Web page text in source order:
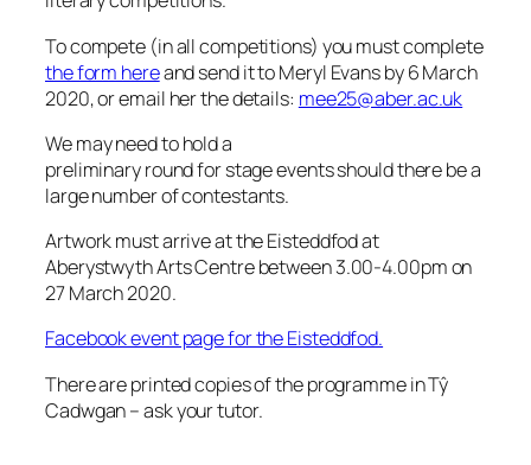
To compete (in all competitions) you must complete
the form hereand send it to Meryl Evans by 6 March
2020, or email her the details: mee25@aber.ac.uk
We may need to hold a
preliminary round for stage events should there be a
large number of contestants.
Artwork must arrive at the Eisteddfod at
Aberystwyth Arts Centre between 3.00-4.00pm on
27 March 2020.
Facebook event page for the Eisteddfod.
There are printed copies of the programme in Tŷ
Cadwgan – ask your tutor.